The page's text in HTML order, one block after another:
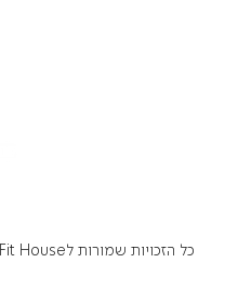
כל הזכויות שמורות לFit House בע״מ